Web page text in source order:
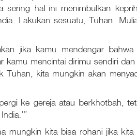
hal ini menimbulkan
Lakukan sesuatu, Tuhan.
jika kamu mendengar bahwa
mencintai dirimu sendiri dan
Tuhan, kita mungkin akan
ke gereja atau berkhotbah,
mungkin kita bisa rohani jika kita